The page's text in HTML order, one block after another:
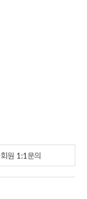
원 1:1문의